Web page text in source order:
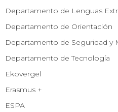
Departamento de Lenguas
Departamento de Orientación
Departamento de Seguridad y
Departamento de Tecnología
Ekovergel
Erasmus +
ESPA